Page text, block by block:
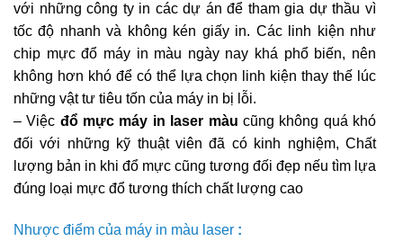
với những công ty in các dự án để tham gia dự thầu vì
tốc độ nhanh và không kén giấy in. Các linh kiện như
chip mực đổ máy in màu ngày nay khá phổ biến, nên
không hơn khó để có thể lựa chọn linh kiện thay thế lúc
những vật tư tiêu tốn của máy in bị lỗi.
– Việc đổ mực máy in laser màu cũng không quá khó
đối với những kỹ thuật viên đã có kinh nghiệm, Chất
lượng bản in khi đổ mực cũng tương đối đẹp nếu tìm lựa
đúng loại mực đổ tương thích chất lượng cao
Nhược điểm của máy in màu laser :